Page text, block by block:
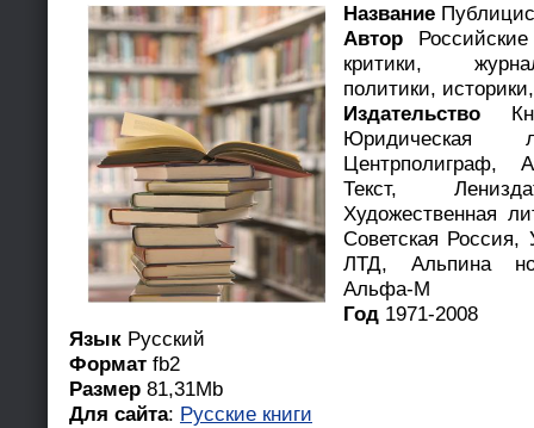
Название
Автор
критики,
политики,
Издательство
Юридическая
Центрполиграф,
Текст,
Художественная
Советская Россия,
ЛТД, Альпина
Альфа-М
Год 1971-2008
Язык Русский
Формат fb2
Размер 81,31Mb
Для сайта: Русские книги